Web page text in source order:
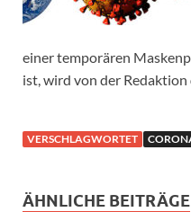
einer temporären
ist, wird von der Redaktion
VERSCHLAGWORTET
ÄHNLICHE BEITRÄGE